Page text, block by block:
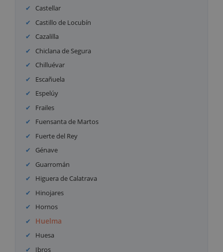
Castellar
Castillo de Locubín
Cazalilla
Chiclana de Segura
Chilluévar
Escañuela
Espelúy
Frailes
Fuensanta de Martos
Fuerte del Rey
Génave
Guarromán
Higuera de Calatrava
Hinojares
Hornos
Huelma
Huesa
Ibros